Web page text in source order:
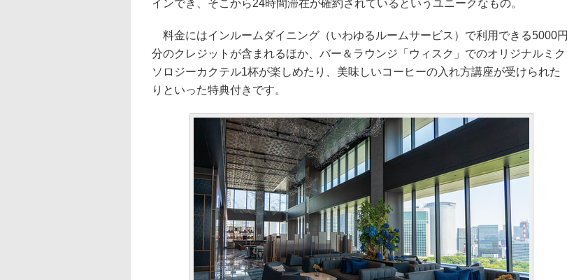
インでき、そこから24時間滞在が確約されているというユニークなもの。
料金にはインルームダイニング（いわゆるルームサービス）で利用できる5000円
分のクレジットが含まれるほか、バー＆ラウンジ「ウィスク」でのオリジナルミク
ソロジーカクテル1杯が楽しめたり、美味しいコーヒーの入れ方講座が受けられた
りといった特典付きです。